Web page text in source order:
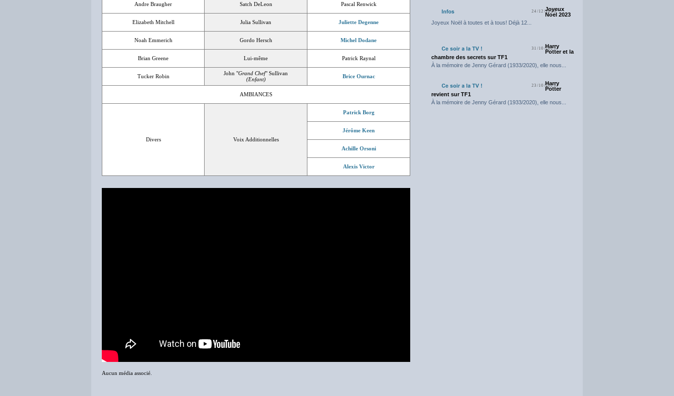
Andre Braugher Satch DeLeon Pascal Renwick
Elizabeth Mitchell Julia Sullivan Juliette Degenne
Noah Emmerich Gordo Hersch Michel Dodane
Brian Greene Lui-même Patrick Raynal
Tucker Robin John "Grand Chef" Sullivan
(Enfant)
Brice Ournac
AMBIANCES
Divers Voix Additionnelles
Patrick Borg
Jérôme Keen
Achille Orsoni
Alexis Victor
Aucun média associé.
24/12/2023
Joyeux
Noel 2023
Joyeux Noël à toutes et à tous! Déjà 12...
31/10/2023
Harry
Potter et la
chambre des secrets sur TF1
À la mémoire de Jenny Gérard (1933/2020), elle nous...
23/10/2023
Harry
Potter
revient sur TF1
À la mémoire de Jenny Gérard (1933/2020), elle nous...